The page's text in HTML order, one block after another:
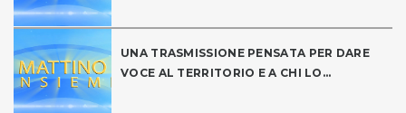
UNA TRASMISSIONE PENSATA PER DARE
VOCE AL TERRITORIO E A CHI LO...